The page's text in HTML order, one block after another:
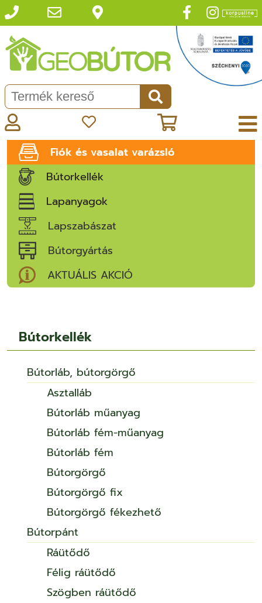
Fiók és vasalat varázsló
Bútorkellék
Lapanyagok
Lapszabászat
Bútorgyártás
AKTUÁLIS AKCIÓ
Bútorkellék
Bútorláb, bútorgörgő
Asztalláb
Bútorláb műanyag
Bútorláb fém-műanyag
Bútorláb fém
Bútorgörgő
Bútorgörgő fix
Bútorgörgő fékezhető
Bútorpánt
Ráütődő
Félig ráütődő
Szögben ráütődő